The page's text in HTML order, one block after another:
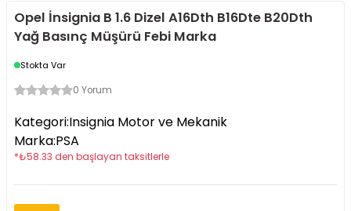
Opel İnsignia B 1.6 Dizel A16Dth B16Dte B20Dth
Yağ Basınç Müşürü Febi Marka
Stokta Var
0 Yorum
Kategori:Insignia Motor ve Mekanik
Marka:PSA
*₺58.33 den başlayan taksitlerle